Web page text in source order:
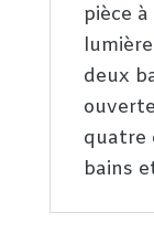
pièce
deux
quatre
bains